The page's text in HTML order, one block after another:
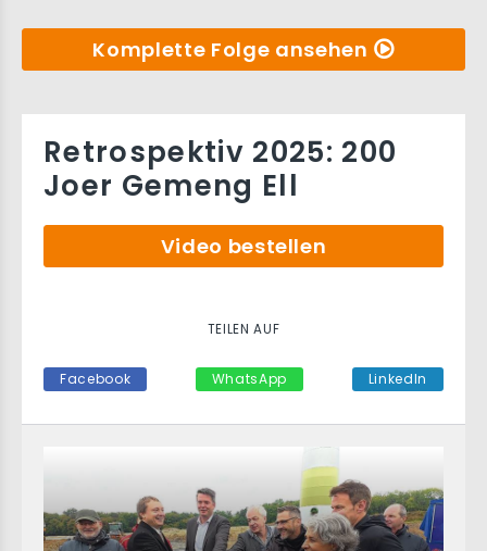
Komplette Folge ansehen
Retrospektiv 2025: 200
Joer Gemeng Ell
Video bestellen
TEILEN AUF
Facebook WhatsApp LinkedIn